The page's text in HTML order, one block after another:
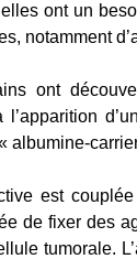
ont un
notamment
ont
albumine-
est
de fixer des
tumorale.